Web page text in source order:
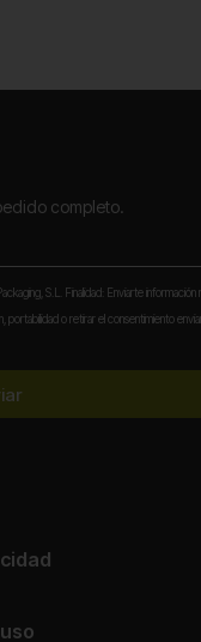
completo.
S.L. Finalidad: Enviarte
o retirar el consentimiento